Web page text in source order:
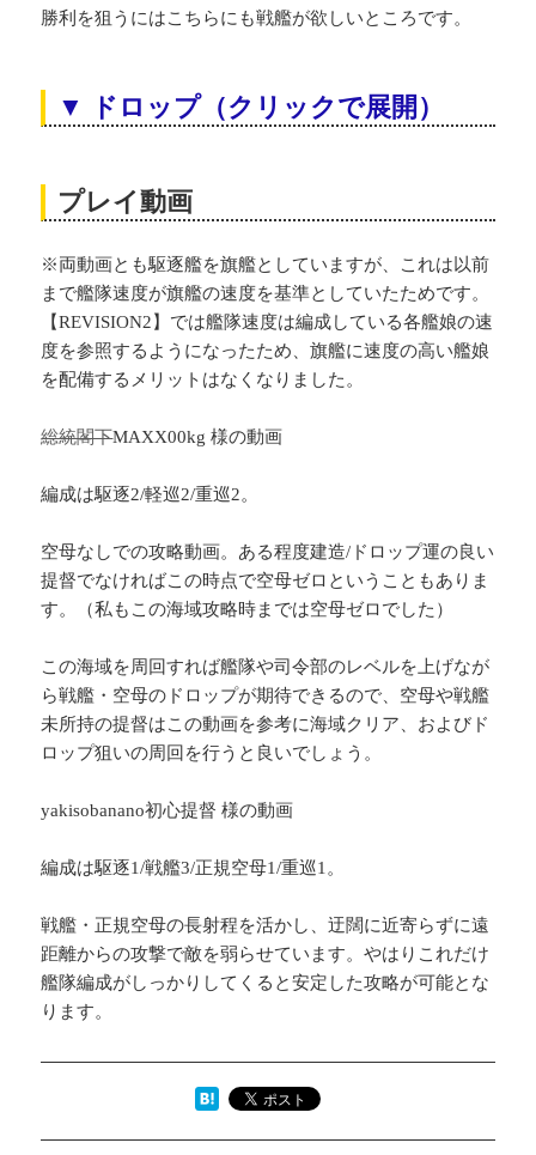
勝利を狙うにはこちらにも戦艦が欲しいところです。
▼ ドロップ（クリックで展開）
プレイ動画
※両動画とも駆逐艦を旗艦としていますが、これは以前
まで艦隊速度が旗艦の速度を基準としていたためです。
【REVISION2】では艦隊速度は編成している各艦娘の速
度を参照するようになったため、旗艦に速度の高い艦娘
を配備するメリットはなくなりました。
総統閣下MAXX00kg 様の動画
編成は駆逐2/軽巡2/重巡2。
空母なしでの攻略動画。ある程度建造/ドロップ運の良い
提督でなければこの時点で空母ゼロということもありま
す。（私もこの海域攻略時までは空母ゼロでした）
この海域を周回すれば艦隊や司令部のレベルを上げなが
ら戦艦・空母のドロップが期待できるので、空母や戦艦
未所持の提督はこの動画を参考に海域クリア、およびド
ロップ狙いの周回を行うと良いでしょう。
yakisobanano初心提督 様の動画
編成は駆逐1/戦艦3/正規空母1/重巡1。
戦艦・正規空母の長射程を活かし、迂闊に近寄らずに遠
距離からの攻撃で敵を弱らせています。やはりこれだけ
艦隊編成がしっかりしてくると安定した攻略が可能とな
ります。